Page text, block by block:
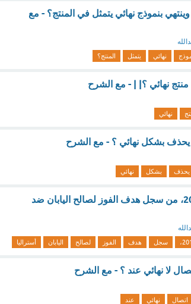
بنموذج نهائي يتمثل في المنتج؟ - مع
نهائي يتمثل المنتج؟
منتج نهائي ؟| | - مع الشرح
نهائي
بشكل نهائي ؟ - مع الشرح
يحذف بشكل نهائي
في نهائي بطولة afc asian cup لعام 2011، من سجل هدف الفوز لصالح اليابان ضد
سجل هدف الفوز لصالح اليابان أستراليا
اتصال لا نهائي عند ؟ - مع الشرح
اتصال نهائي عند